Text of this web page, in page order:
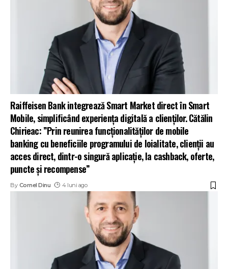
Raiffeisen Bank integrează Smart Market direct în Smart
Mobile, simplificând experiența digitală a clienților. Cătălin
Chirieac: ”Prin reunirea funcționalităților de mobile
banking cu beneficiile programului de loialitate, clienții au
acces direct, dintr-o singură aplicație, la cashback, oferte,
puncte și recompense”
By Cornel Dinu 4 luni ago